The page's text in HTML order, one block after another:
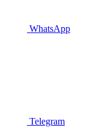
WhatsApp
Telegram